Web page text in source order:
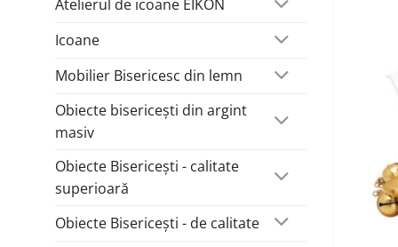
Atelierul de icoane EIKON
Icoane
Mobilier Bisericesc din lemn
Obiecte bisericești din argint
masiv
Obiecte Bisericești - calitate
superioară
Obiecte Bisericești - de calitate